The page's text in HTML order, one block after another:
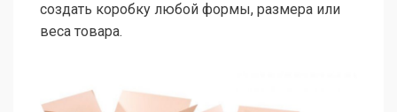
создать коробку любой формы, размера или
веса товара.